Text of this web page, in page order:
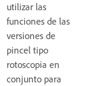
utilizar las
funciones de las
versiones de
pincel tipo
rotoscopia en
conjunto para